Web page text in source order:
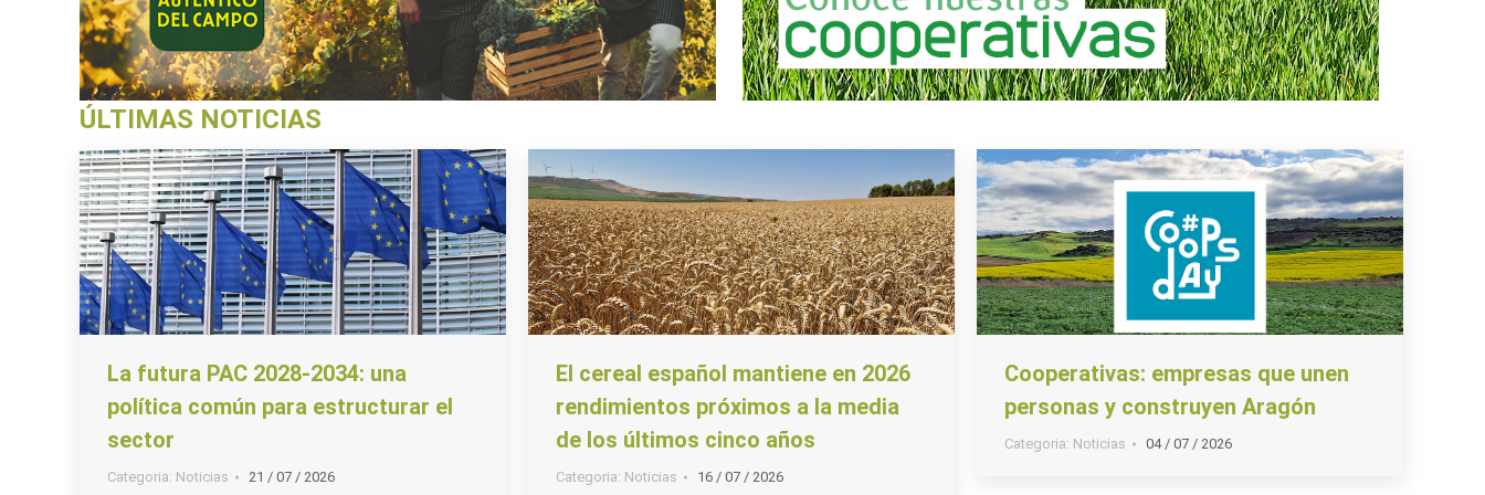
ÚLTIMAS NOTICIAS
La futura PAC 2028-2034: una
política común para estructurar el
sector
Categoria: Noticias 21 / 07 / 2026
El cereal español mantiene en 2026
rendimientos próximos a la media
de los últimos cinco años
Categoria: Noticias 16 / 07 / 2026
Cooperativas: empresas que unen
personas y construyen Aragón
Categoria: Noticias 04 / 07 / 2026